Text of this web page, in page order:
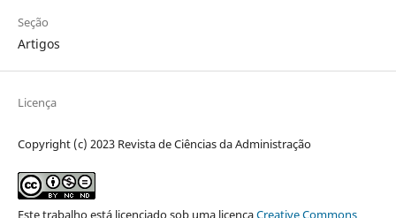
Seção
Artigos
Licença
Copyright (c) 2023 Revista de Ciências da Administração